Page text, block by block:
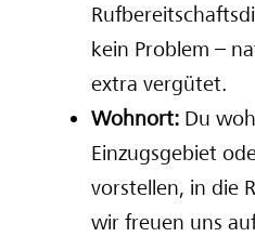
kein Problem –
extra vergütet.
Wohnort: Du
Einzugsgebiet
vorstellen, in die
wir freuen uns